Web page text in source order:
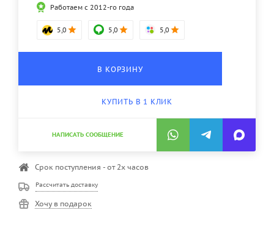
Работаем с 2012-го года
5,0 5,0 5,0
В КОРЗИНУ
КУПИТЬ В 1 КЛИК
НАПИСАТЬ СООБЩЕНИЕ
Срок поступления - от 2х часов
Рассчитать доставку
Хочу в подарок